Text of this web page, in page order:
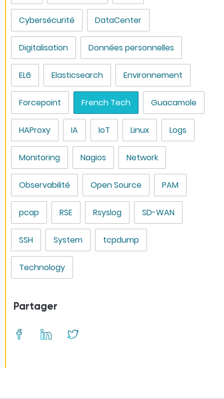
Cybersécurité DataCenter
Digitalisation Données personnelles
EL6 Elasticsearch Environnement
Forcepoint French Tech Guacamole
HAProxy IA IoT Linux Logs
Monitoring Nagios Network
Observabilité Open Source PAM
pcap RSE Rsyslog SD-WAN
SSH System tcpdump
Technology
Partager